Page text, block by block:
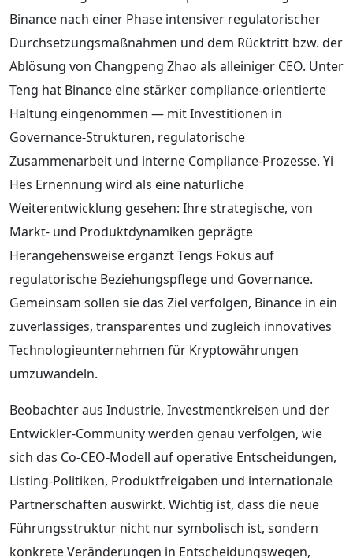
Binance nach einer Phase intensiver regulatorischer
Durchsetzungsmaßnahmen und dem Rücktritt bzw. der
Ablösung von Changpeng Zhao als alleiniger CEO. Unter
Teng hat Binance eine stärker compliance-orientierte
Haltung eingenommen — mit Investitionen in
Governance-Strukturen, regulatorische
Zusammenarbeit und interne Compliance-Prozesse. Yi
Hes Ernennung wird als eine natürliche
Weiterentwicklung gesehen: Ihre strategische, von
Markt- und Produktdynamiken geprägte
Herangehensweise ergänzt Tengs Fokus auf
regulatorische Beziehungspflege und Governance.
Gemeinsam sollen sie das Ziel verfolgen, Binance in ein
zuverlässiges, transparentes und zugleich innovatives
Technologieunternehmen für Kryptowährungen
umzuwandeln.
Beobachter aus Industrie, Investmentkreisen und der
Entwickler-Community werden genau verfolgen, wie
sich das Co-CEO-Modell auf operative Entscheidungen,
Listing-Politiken, Produktfreigaben und internationale
Partnerschaften auswirkt. Wichtig ist, dass die neue
Führungsstruktur nicht nur symbolisch ist, sondern
konkrete Veränderungen in Entscheidungswegen,